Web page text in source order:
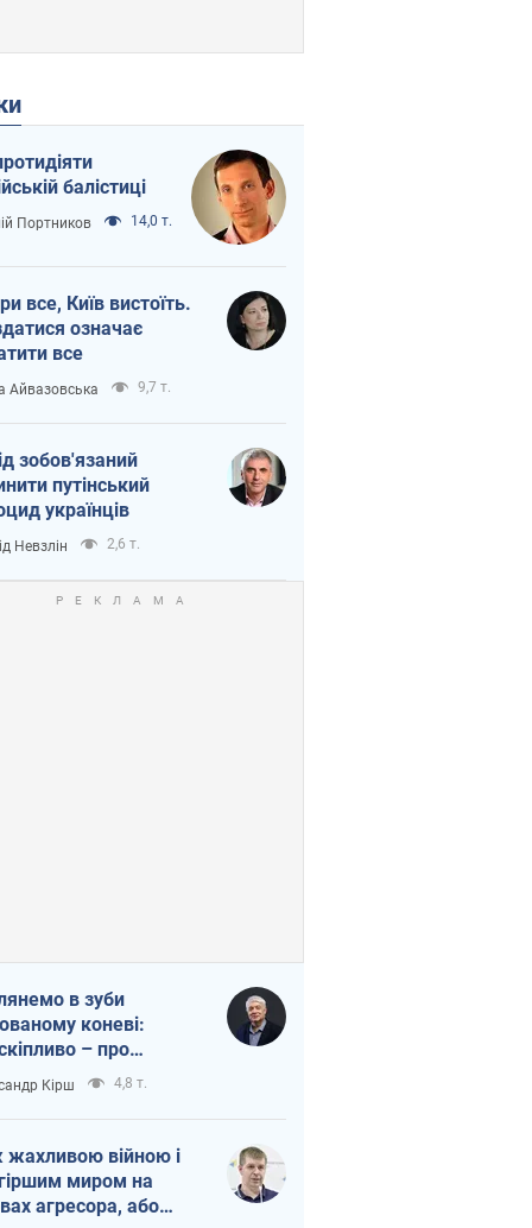
балістиці
Портников 14,0 т.
все, Київ вистоїть.
означає
все
Айвазовська 9,7 т.
зобов'язаний
путінський
українців
Невзлін 2,6 т.
в зуби
коневі:
– про
Україні
Кірш 4,8 т.
жахливою війною і
миром на
агресора, або